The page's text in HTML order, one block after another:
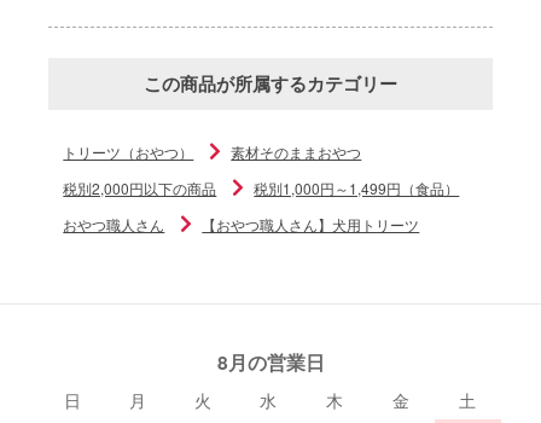
この商品が所属するカテゴリー
トリーツ（おやつ）
素材そのままおやつ
税別2,000円以下の商品
税別1,000円～1,499円（食品）
おやつ職人さん
【おやつ職人さん】犬用トリーツ
8月の営業日
日 月 火 水 木 金
土